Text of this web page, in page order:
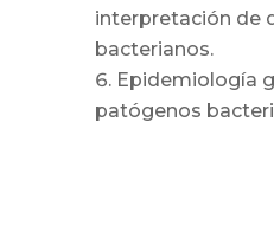
interpretación de
bacterianos.
Epidemiología
patógenos